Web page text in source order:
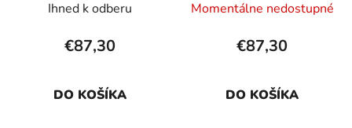
Ihned k odberu
€87,30
DO KOŠÍKA
Momentálne nedostupné
€87,30
DO KOŠÍKA